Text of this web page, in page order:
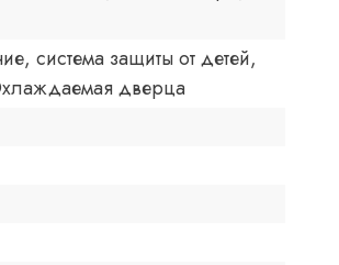
система защиты от детей,
дверца